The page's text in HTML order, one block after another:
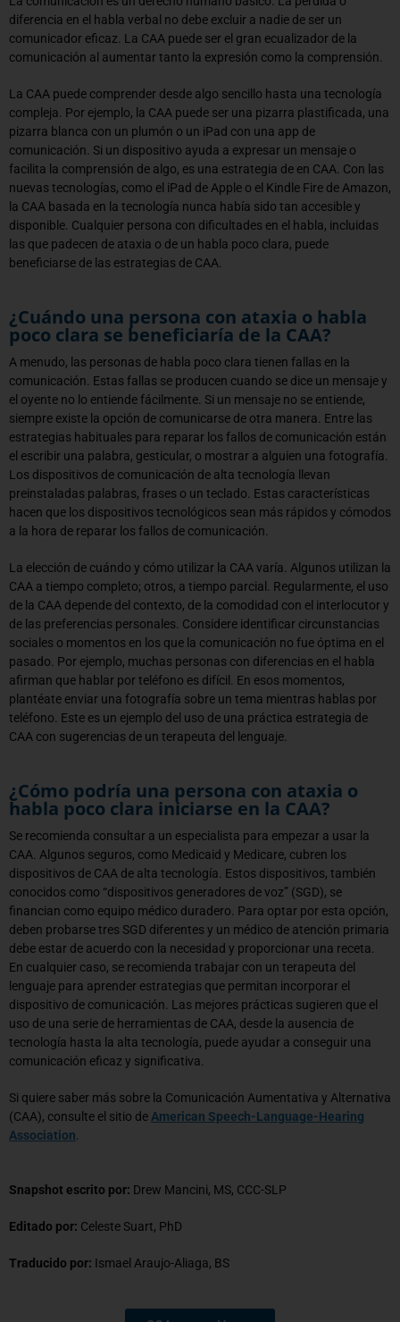
diferencia en el habla verbal no debe excluir a nadie de ser un
comunicador eficaz. La CAA puede ser el gran ecualizador de la
comunicación al aumentar tanto la expresión como la comprensión.
La CAA puede comprender desde algo sencillo hasta una tecnología
compleja. Por ejemplo, la CAA puede ser una pizarra plastificada, una
pizarra blanca con un plumón o un iPad con una app de
comunicación. Si un dispositivo ayuda a expresar un mensaje o
facilita la comprensión de algo, es una estrategia de en CAA. Con las
nuevas tecnologías, como el iPad de Apple o el Kindle Fire de Amazon,
la CAA basada en la tecnología nunca había sido tan accesible y
disponible. Cualquier persona con dificultades en el habla, incluidas
las que padecen de ataxia o de un habla poco clara, puede
beneficiarse de las estrategias de CAA.
¿Cuándo una persona con ataxia o habla
poco clara se beneficiaría de la CAA?
A menudo, las personas de habla poco clara tienen fallas en la
comunicación. Estas fallas se producen cuando se dice un mensaje y
el oyente no lo entiende fácilmente. Si un mensaje no se entiende,
siempre existe la opción de comunicarse de otra manera. Entre las
estrategias habituales para reparar los fallos de comunicación están
el escribir una palabra, gesticular, o mostrar a alguien una fotografía.
Los dispositivos de comunicación de alta tecnología llevan
preinstaladas palabras, frases o un teclado. Estas características
hacen que los dispositivos tecnológicos sean más rápidos y cómodos
a la hora de reparar los fallos de comunicación.
La elección de cuándo y cómo utilizar la CAA varía. Algunos utilizan la
CAA a tiempo completo; otros, a tiempo parcial. Regularmente, el uso
de la CAA depende del contexto, de la comodidad con el interlocutor y
de las preferencias personales. Considere identificar circunstancias
sociales o momentos en los que la comunicación no fue óptima en el
pasado. Por ejemplo, muchas personas con diferencias en el habla
afirman que hablar por teléfono es difícil. En esos momentos,
plantéate enviar una fotografía sobre un tema mientras hablas por
teléfono. Este es un ejemplo del uso de una práctica estrategia de
CAA con sugerencias de un terapeuta del lenguaje.
¿Cómo podría una persona con ataxia o
habla poco clara iniciarse en la CAA?
Se recomienda consultar a un especialista para empezar a usar la
CAA. Algunos seguros, como Medicaid y Medicare, cubren los
dispositivos de CAA de alta tecnología. Estos dispositivos, también
conocidos como “dispositivos generadores de voz” (SGD), se
financian como equipo médico duradero. Para optar por esta opción,
deben probarse tres SGD diferentes y un médico de atención primaria
debe estar de acuerdo con la necesidad y proporcionar una receta.
En cualquier caso, se recomienda trabajar con un terapeuta del
lenguaje para aprender estrategias que permitan incorporar el
dispositivo de comunicación. Las mejores prácticas sugieren que el
uso de una serie de herramientas de CAA, desde la ausencia de
tecnología hasta la alta tecnología, puede ayudar a conseguir una
comunicación eficaz y significativa.
Si quiere saber más sobre la Comunicación Aumentativa y Alternativa
(CAA), consulte el sitio de American Speech-Language-Hearing
Association
Snapshot escrito por: Drew Mancini, MS, CCC-SLP
Editado por: Celeste Suart, PhD
Traducido por: Ismael Araujo-Aliaga, BS